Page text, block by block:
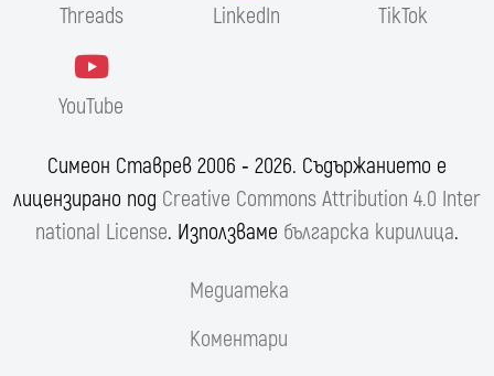
Threads LinkedIn TikTok
YouTube
Симеон Ставрев 2006 ‐ 2026. Съдържанието е
лицензирано под Creative Commons Attribution 4.0 Inter
national License. Използваме българска кирилица.
Медиатека
Коментари